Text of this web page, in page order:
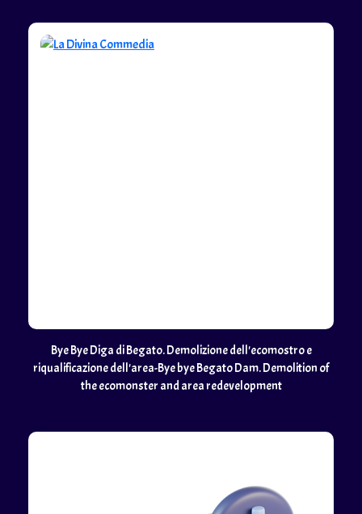
Bye Bye Diga di Begato. Demolizione dell'ecomostro e
riqualificazione dell'area-Bye bye Begato Dam. Demolition of
the ecomonster and area redevelopment